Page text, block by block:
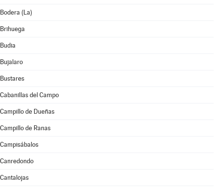
Bodera (La)
Brihuega
Budia
Bujalaro
Bustares
Cabanillas del Campo
Campillo de Dueñas
Campillo de Ranas
Campisábalos
Canredondo
Cantalojas